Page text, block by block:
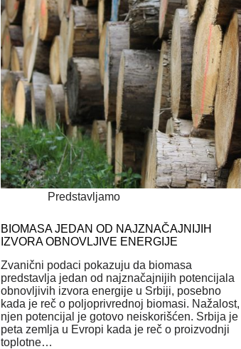
Predstavljamo
BIOMASA JEDAN OD NAJZNAČAJNIJIH
IZVORA OBNOVLJIVE ENERGIJE
Zvanični podaci pokazuju da biomasa
predstavlja jedan od najznačajnijih potencijala
obnovljivih izvora energije u Srbiji, posebno
kada je reč o poljoprivrednoj biomasi. Nažalost,
njen potencijal je gotovo neiskorišćen. Srbija je
peta zemlja u Evropi kada je reč o proizvodnji
toplotne…